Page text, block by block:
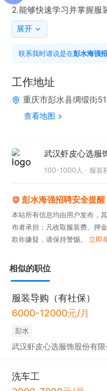
2.能够快速学习并掌握服
3.具有团队合作精神，能
福利待遇：
有社保
节假日三倍工资
公司不定期带薪培训，成
展开
联系我时请说是在彭水海强
工作地址
重庆市彭水县绸缎街
查看地图
武汉虾皮心选服
100-1000人 服装
彭水海强招聘安全提醒
本站所有信息均由用户发布，
布者承担；凡收取服装费、押
欺诈嫌疑，请保持警惕。 立即
相似的职位
服装导购（有社保）
6000-12000元/月
彭水
武汉虾皮心选服饰股份有限
洗车工